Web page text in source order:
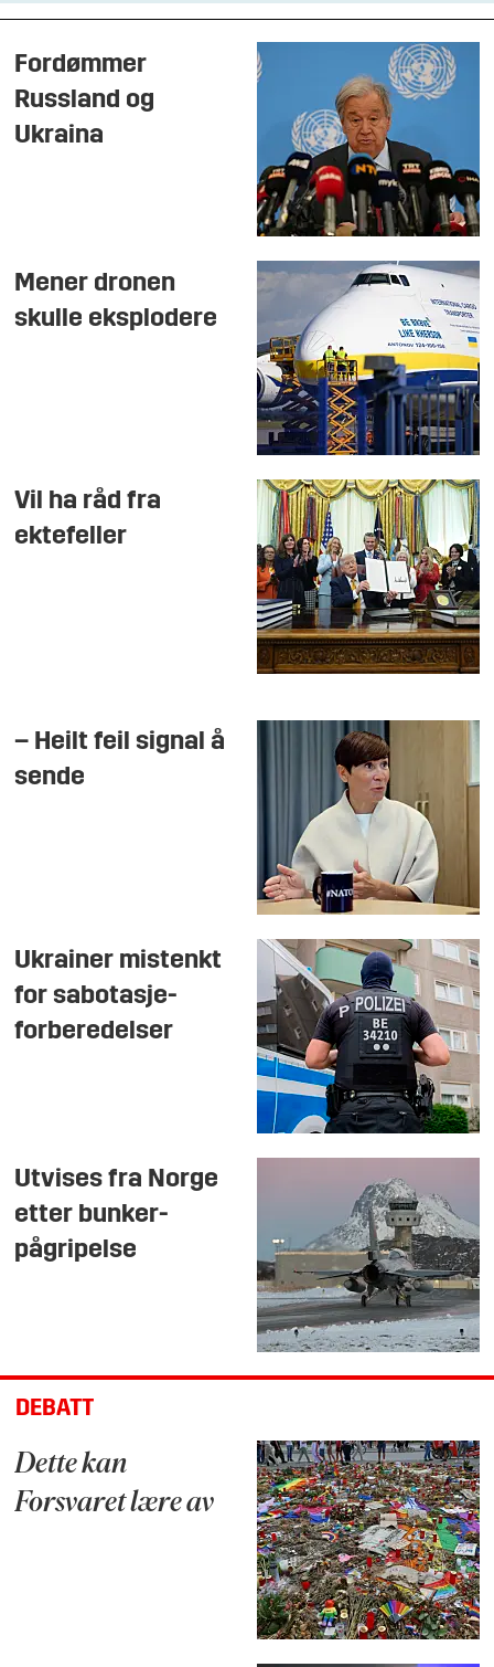
Fordømmer
Russland og
Ukraina
Mener dronen
skulle eksplodere
Vil ha råd fra
ektefeller
– Heilt feil signal å
sende
Ukrainer mistenkt
for sabotasje-
forberedelser
Utvises fra Norge
etter bunker-
pågripelse
DEBATT
Dette kan
Forsvaret lære av